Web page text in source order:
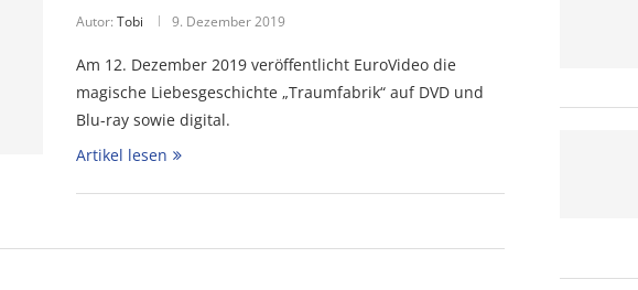
Autor: Tobi 9. Dezember 2019
Am 12. Dezember 2019 veröffentlicht EuroVideo die
magische Liebesgeschichte „Traumfabrik“ auf DVD und
Blu-ray sowie digital.
Artikel lesen